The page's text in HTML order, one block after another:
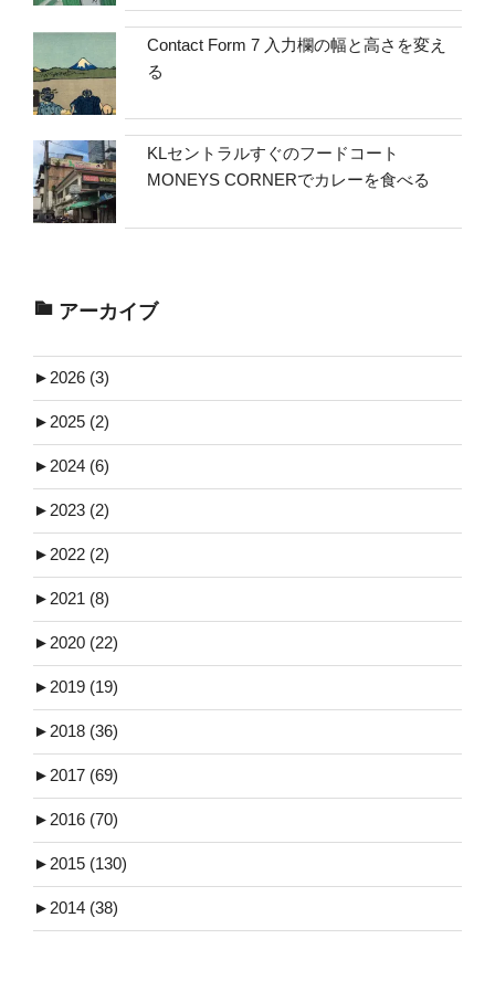
Contact Form 7 入力欄の幅と高さを変え
る
KLセントラルすぐのフードコート
MONEYS CORNERでカレーを食べる
アーカイブ
►2026 (3)
►2025 (2)
►2024 (6)
►2023 (2)
►2022 (2)
►2021 (8)
►2020 (22)
►2019 (19)
►2018 (36)
►2017 (69)
►2016 (70)
►2015 (130)
►2014 (38)